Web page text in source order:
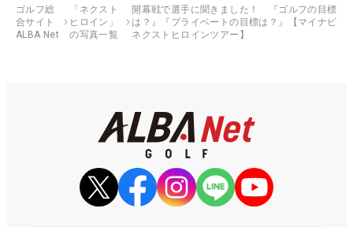
ゴルフ総
合サイト
ALBA Net
「ネクスト
ヒロイン」
の写真一覧
開幕戦で選手に聞きました！ 『ゴルフの目標
は？』『プライベートの目標は？』【マイナビ
ネクストヒロインツアー】